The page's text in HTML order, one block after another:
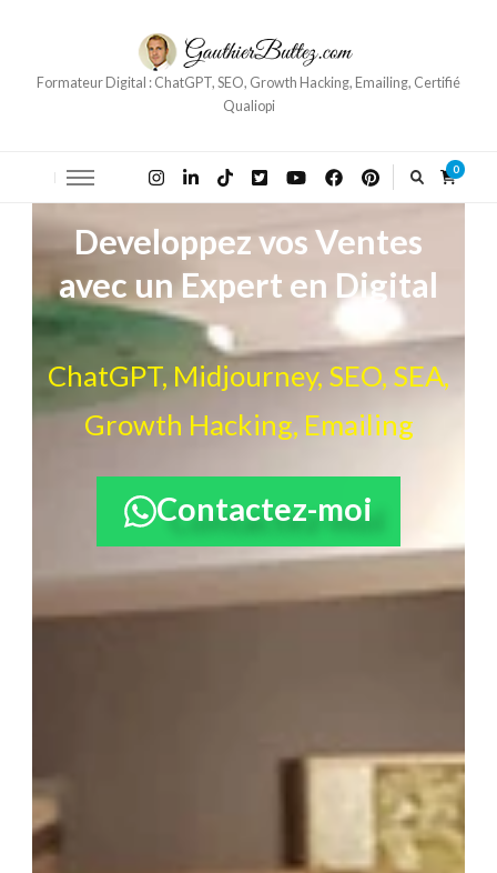
Formateur Digital : ChatGPT, SEO, Growth Hacking, Emailing, Certifié
Qualiopi
0
Developpez vos Ventes
avec un Expert en Digital
ChatGPT, Midjourney, SEO, SEA,
Growth Hacking, Emailing
Contactez-moi